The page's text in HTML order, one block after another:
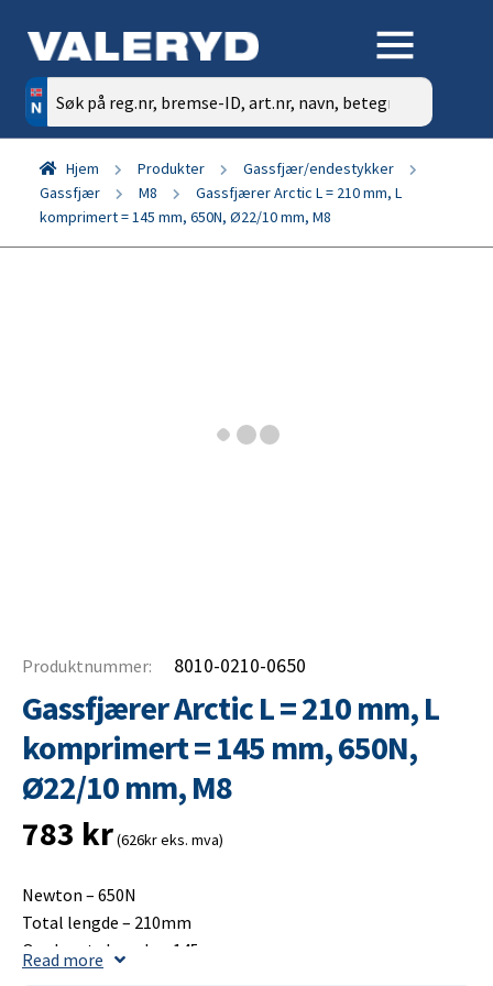
Søk
etter:
Hjem Produkter
Gassfjær/endestykker
Gassfjær
M8
Gassfjærer Arctic L = 210 mm, L
komprimert = 145 mm, 650N, Ø22/10 mm, M8
Produktnummer: 8010-0210-0650
Gassfjærer Arctic L = 210 mm, L
komprimert = 145 mm, 650N,
Ø22/10 mm, M8
783 kr(626kr eks. mva)
Newton – 650N
Total lengde – 210mm
Opplagets lengde – 145mm
Read more